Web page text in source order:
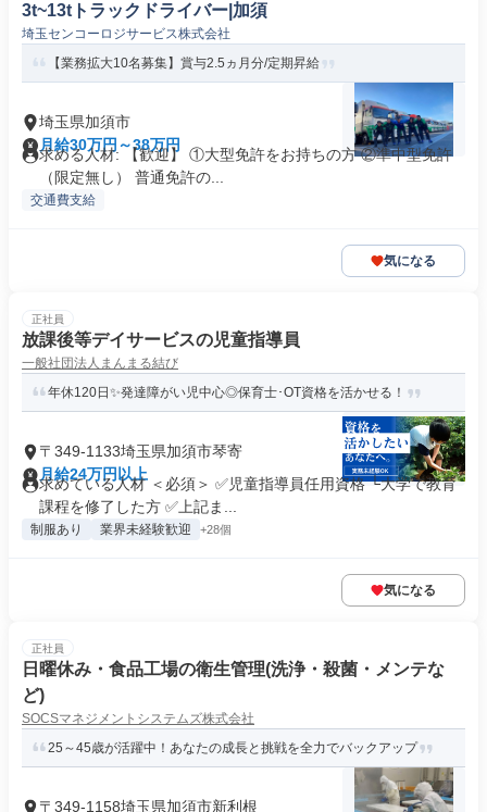
3t~13tトラックドライバー|加須
埼玉センコーロジサービス株式会社
【業務拡大10名募集】賞与2.5ヵ月分/定期昇給
埼玉県加須市
月給30万円～38万円
求める人材: 【歓迎】 ①大型免許をお持ちの方 ②準中型免許
（限定無し） 普通免許の...
交通費支給
気になる
正社員
放課後等デイサービスの児童指導員
一般社団法人まんまる結び
年休120日✨発達障がい児中心◎保育士･OT資格を活かせる！
〒349-1133埼玉県加須市琴寄
月給24万円以上
求めている人材 ＜必須＞ ✅児童指導員任用資格 └大学で教育
課程を修了した方 ✅上記ま...
制服あり 業界未経験歓迎 +28個
気になる
正社員
日曜休み・食品工場の衛生管理(洗浄・殺菌・メンテな
ど)
SOCSマネジメントシステムズ株式会社
25～45歳が活躍中！あなたの成長と挑戦を全力でバックアップ
〒349-1158埼玉県加須市新利根